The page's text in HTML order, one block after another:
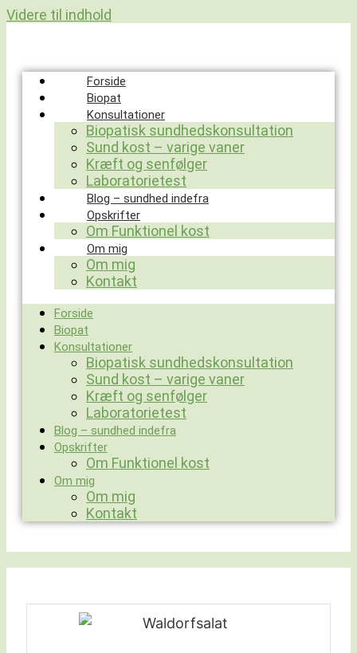
Videre til indhold
Forside
Biopat
Konsultationer
Biopatisk sundhedskonsultation
Sund kost – varige vaner
Kræft og senfølger
Laboratorietest
Blog – sundhed indefra
Opskrifter
Om Funktionel kost
Om mig
Om mig
Kontakt
Forside
Biopat
Konsultationer
Biopatisk sundhedskonsultation
Sund kost – varige vaner
Kræft og senfølger
Laboratorietest
Blog – sundhed indefra
Opskrifter
Om Funktionel kost
Om mig
Om mig
Kontakt